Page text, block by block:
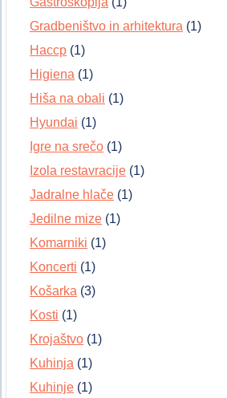
Gradbeništvo in arhitektura (1)
Haccp (1)
Higiena (1)
Hiša na obali (1)
Hyundai (1)
Igre na srečo (1)
Izola restavracije (1)
Jadralne hlače (1)
Jedilne mize (1)
Komarniki (1)
Koncerti (1)
Košarka (3)
Kosti (1)
Krojaštvo (1)
Kuhinja (1)
Kuhinje (1)